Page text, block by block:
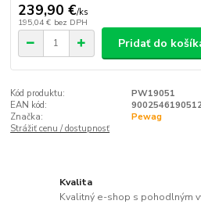
239,90 €/ks
195,04 € bez DPH
Pridať do
Kód produktu:
PW19051
EAN kód:
Značka:
Pewag
Strážiť cenu / dostupnosť
Kvalita
Kvalitný e-shop s pohodlným